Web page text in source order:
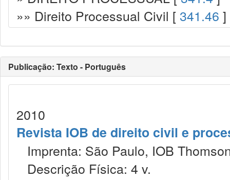
»» Direito Processual Civil [ 341.46 ]
Publicação: Texto - Português
2010
Revista IOB de direito civil e
Imprenta: São Paulo, IOB
Descrição Física: 4 v.